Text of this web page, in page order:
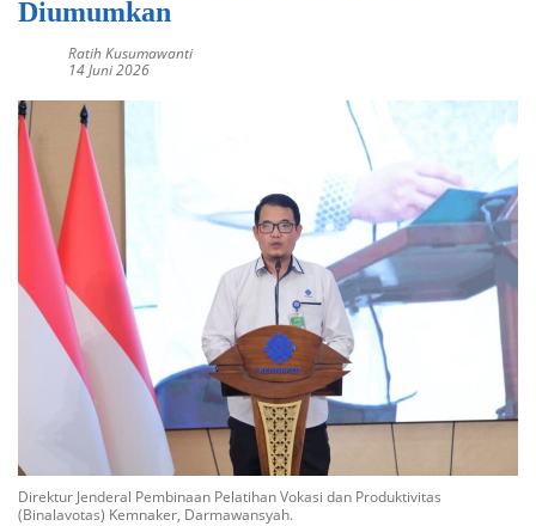
Diumumkan
Ratih Kusumawanti
14 Juni 2026
Direktur Jenderal Pembinaan Pelatihan Vokasi dan Produktivitas
(Binalavotas) Kemnaker, Darmawansyah.